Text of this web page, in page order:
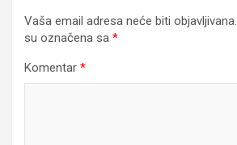
Vaša email adresa neće biti objavljivana.
su označena sa *
Komentar *